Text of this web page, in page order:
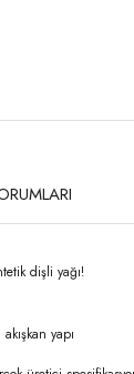
dişli yağı!
yapı